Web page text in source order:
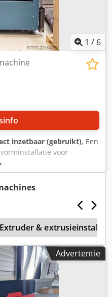
1 / 6
inzetbaar (gebruikt), Een
voor
Vermogen: 38kW,
Documentatie
is mogelijk. Dedszfp H
Extruder &
Advertentie